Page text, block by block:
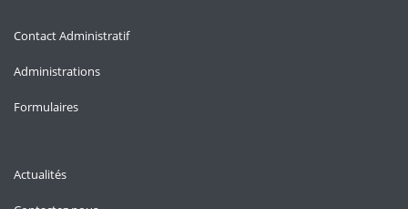
Contact Administratif
Administrations
Formulaires
Actualités